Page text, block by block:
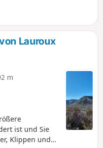
Wald und dann über die
Lauroux
m
ist und Sie
Klippen und